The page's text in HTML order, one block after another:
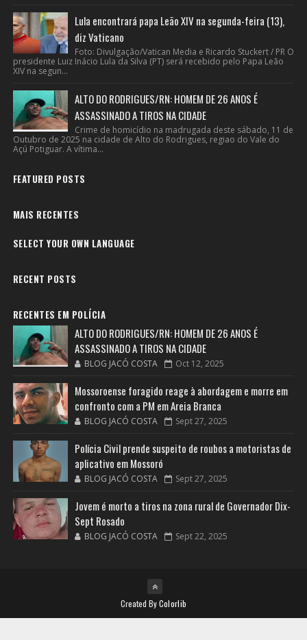
Lula encontrará papa Leão XIV na segunda-feira (13),
diz Vaticano
Foto: Divulgação/Vatican Media e Ricardo Stuckert / PR O
presidente Luiz Inácio Lula da Silva (PT) será recebido pelo Papa Leão
XIV na segun...
ALTO DO RODRIGUES/RN: HOMEM DE 26 ANOS É
ASSASSINADO A TIROS NA CIDADE
Crime de homicídio na madrugada deste sábado, 11 de
Outubro de 2025 na cidade de Alto do Rodrigues, regiao do Vale do
Açú Potiguar. A vítima...
FEATURED POSTS
MAIS RECENTES
SELECT YOUR OWN LANGUAGE
RECENT POSTS
RECENTES EM POLÍCIA
ALTO DO RODRIGUES/RN: HOMEM DE 26 ANOS É
ASSASSINADO A TIROS NA CIDADE
BLOG JACÓ COSTA Oct 12, 2025
Mossoroense foragido reage à abordagem e morre em
confronto com a PM em Areia Branca
BLOG JACÓ COSTA Sept 27, 2025
Polícia Civil prende suspeito de roubos a motoristas de
aplicativo em Mossoró
BLOG JACÓ COSTA Sept 27, 2025
Jovem é morto a tiros na zona rural de Governador Dix-
Sept Rosado
BLOG JACÓ COSTA Sept 22, 2025
Created ByColorlib